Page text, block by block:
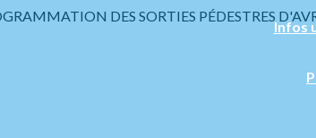
Infos
DES SORTIES PÉDESTRES